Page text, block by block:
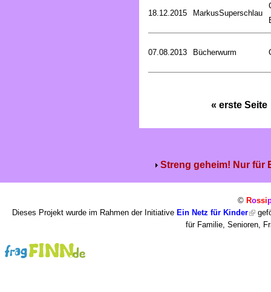
18.12.2015 MarkusSuperschlau
07.08.2013 Bücherwurm
« erste Seite
Streng geheim! Nur für
© Rossi
Dieses Projekt wurde im Rahmen der Initiative Ein Netz für Kinder
für Familie, Senioren,